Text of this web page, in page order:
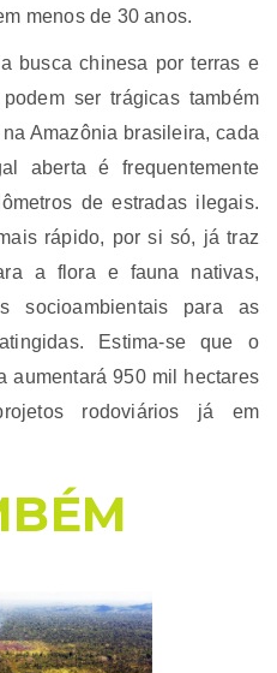
menos de 30 anos.
busca chinesa por terras e
ser trágicas também
Amazônia brasileira, cada
aberta é frequentemente
de estradas ilegais.
rápido, por si só, já traz
a flora e fauna nativas,
socioambientais para as
Estima-se que o
aumentará 950 mil hectares
rodoviários já em